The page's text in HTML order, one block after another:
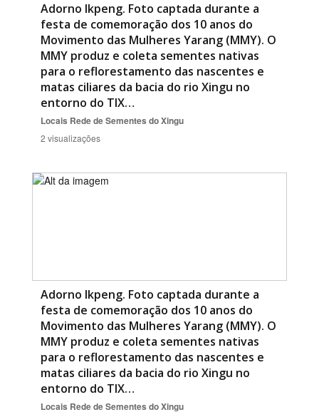
Adorno Ikpeng. Foto captada durante a
festa de comemoração dos 10 anos do
Movimento das Mulheres Yarang (MMY). O
MMY produz e coleta sementes nativas
para o reflorestamento das nascentes e
matas ciliares da bacia do rio Xingu no
entorno do TIX…
Locais Rede de Sementes do Xingu
2 visualizações
Adorno Ikpeng. Foto captada durante a
festa de comemoração dos 10 anos do
Movimento das Mulheres Yarang (MMY). O
MMY produz e coleta sementes nativas
para o reflorestamento das nascentes e
matas ciliares da bacia do rio Xingu no
entorno do TIX…
Locais Rede de Sementes do Xingu